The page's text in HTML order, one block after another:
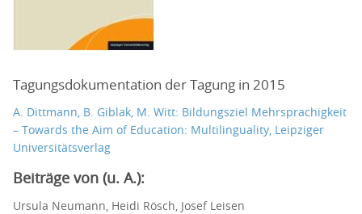
Tagungsdokumentation der Tagung in 2015
A. Dittmann, B. Giblak, M. Witt: Bildungsziel Mehrsprachigkeit
– Towards the Aim of Education: Multilinguality, Leipziger
Universitätsverlag
Beiträge von (u. A.):
Ursula Neumann, Heidi Rösch, Josef Leisen